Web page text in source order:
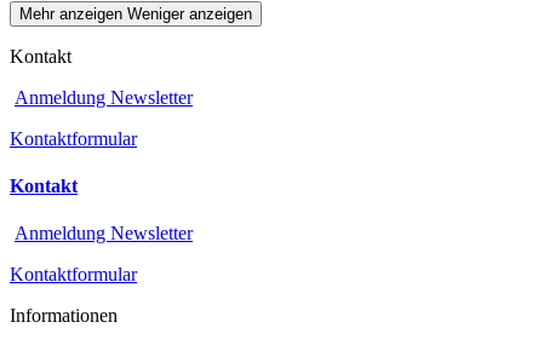
Mehr anzeigen Weniger anzeigen
Kontakt
Anmeldung Newsletter
Kontaktformular
Kontakt
Anmeldung Newsletter
Kontaktformular
Informationen